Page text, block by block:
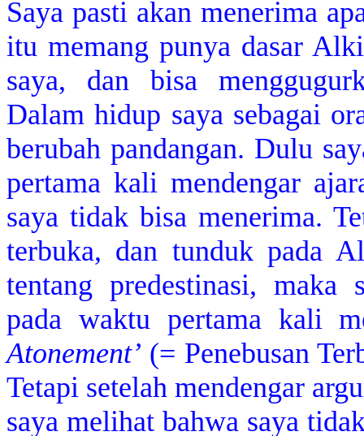
Saya pasti akan menerima
itu memang punya dasar
saya, dan bisa
Dalam hidup saya sebagai
berubah pandangan. Dulu
pertama kali mendengar
saya tidak bisa menerima.
terbuka, dan tunduk pada
tentang predestinasi, maka
pada waktu pertama kali
Atonement’ (= Penebusan
Tetapi setelah mendengar
saya melihat bahwa saya